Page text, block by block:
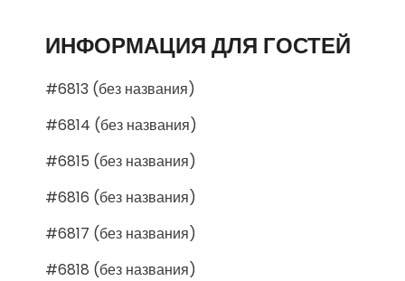
ИНФОРМАЦИЯ ДЛЯ ГОСТЕЙ
#6813 (без названия)
#6814 (без названия)
#6815 (без названия)
#6816 (без названия)
#6817 (без названия)
#6818 (без названия)